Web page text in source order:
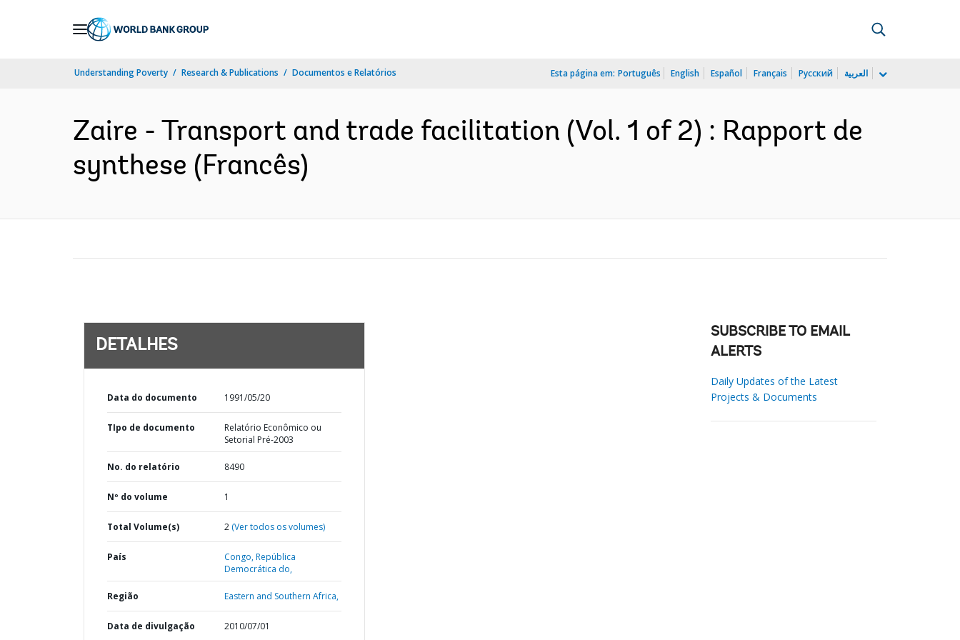
Understanding Poverty Research & Publications Documentos e Relatórios Esta página em: Português English Español Français Русский العربية
Zaire - Transport and trade facilitation (Vol. 1 of 2) : Rapport de
synthese (Francês)
DETALHES
Data do documento 1991/05/20
TIpo de documento
Relatório Econômico ou
Setorial Pré-2003
No. do relatório 8490
Nº do volume 1
Total Volume(s) 2 (Ver todos os volumes)
País Congo,República
Democrática do,
Região Eastern and Southern Africa,
Data de divulgação 2010/07/01
SUBSCRIBE TO EMAIL
ALERTS
Daily Updates of the Latest
Projects & Documents